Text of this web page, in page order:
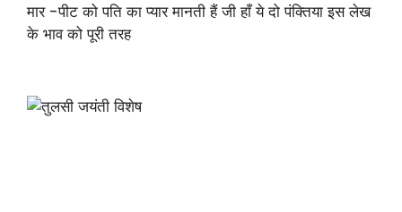
मार -पीट को पति का प्यार मानती हैं जी हाँ ये दो पंक्तिया इस लेख
के भाव को पूरी तरह